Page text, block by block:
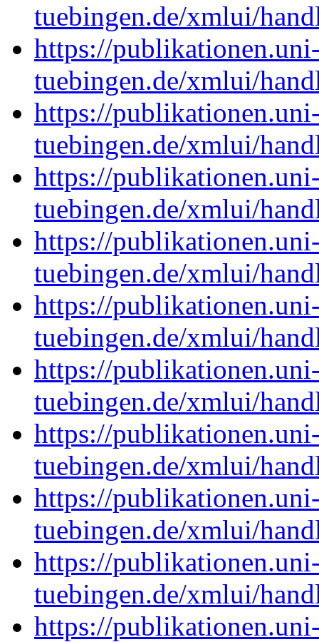
tuebingen.de/xmlui/
https://
tuebingen.de/xmlui/
https://
tuebingen.de/xmlui/
https://
tuebingen.de/xmlui/
https://
tuebingen.de/xmlui/
https://
tuebingen.de/xmlui/
https://
tuebingen.de/xmlui/
https://
tuebingen.de/xmlui/
https://
tuebingen.de/xmlui/
https://
tuebingen.de/xmlui/
https://